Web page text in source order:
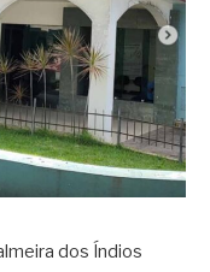
dos Índios